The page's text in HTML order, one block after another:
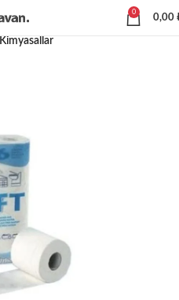
0
0,00
Kimyasallar